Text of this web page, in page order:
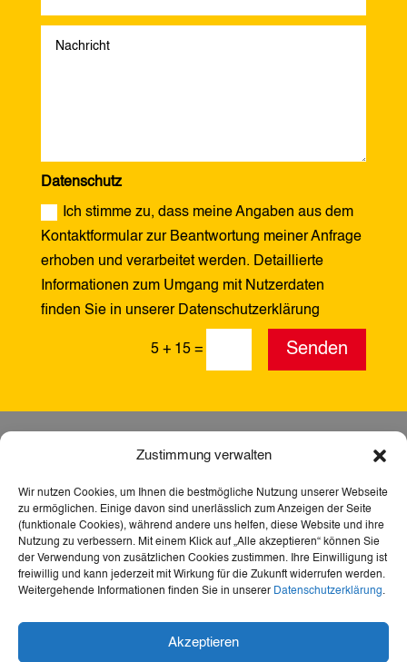
Zustimmung verwalten
Wir nutzen Cookies, um Ihnen die bestmögliche Nutzung unserer Webseite
zu ermöglichen. Einige davon sind unerlässlich zum Anzeigen der Seite
(funktionale Cookies), während andere uns helfen, diese Website und ihre
Nutzung zu verbessern. Mit einem Klick auf „Alle akzeptieren“ können Sie
der Verwendung von zusätzlichen Cookies zustimmen. Ihre Einwilligung ist
freiwillig und kann jederzeit mit Wirkung für die Zukunft widerrufen werden.
Weitergehende Informationen finden Sie in unserer Datenschutzerklärung.
Akzeptieren
Datenschutz
Ich stimme zu, dass meine Angaben aus dem
Kontaktformular zur Beantwortung meiner Anfrage
erhoben und verarbeitet werden. Detaillierte
Informationen zum Umgang mit Nutzerdaten
finden Sie in unserer Datenschutzerklärung
5 + 15 = Senden
Webseite barrierefrei – für mehr Teilhabe,